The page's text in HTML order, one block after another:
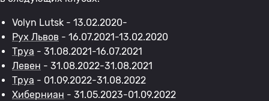
Volyn Lutsk - 13.02.2020-
Рух Львов - 16.07.2021-13.02.2020
Труа - 31.08.2021-16.07.2021
Левен - 31.08.2022-31.08.2021
Труа - 01.09.2022-31.08.2022
Хиберниан - 31.05.2023-01.09.2022